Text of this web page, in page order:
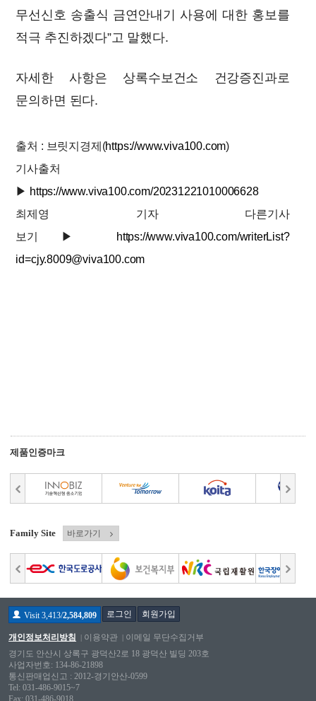
무선신호 송출식 금연안내기 사용에 대한 홍보를
적극 추진하겠다”고 말했다.
자세한 사항은 상록수보건소 건강증진과로
문의하면 된다.
출처 : 브릿지경제(https://www.viva100.com)
기사출처
▶ https://www.viva100.com/20231221010006628
최제영 기자 다른기사
보기
▶
https://www.viva100.com/writerList?
id=cjy.8009@viva100.com
제품인증마크
Family Site 바로가기
Visit 3,413/2,584,809 로그인 회원가입
개인정보처리방침 이용약관
이메일 무단수집거부
경기도 안산시 상록구 광덕산2로 18 광덕산 빌딩 203호
사업자번호: 134-86-21898
통신판매업신고 : 2012-경기안산-0599
Tel: 031-486-9015~7
Fax: 031-486-9018